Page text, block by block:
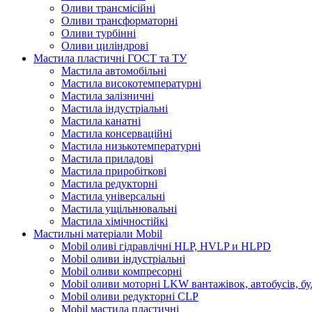
Оливи трансмісійні
Оливи трансформаторні
Оливи турбінні
Оливи циліндрові
Мастила пластичні ГОСТ та ТУ
Мастила автомобільні
Мастила високотемпературні
Мастила залізничні
Мастила індустріальні
Мастила канатні
Мастила консерваційні
Мастила низькотемпературні
Мастила приладові
Мастила приробіткові
Мастила редукторні
Мастила універсальні
Мастила ущільнювальні
Мастила хімічностійкі
Мастильні матеріали Mobil
Mobil оливі гідравлічні HLP, HVLP и HLPD
Mobil оливи індустріальні
Mobil оливи компресорні
Mobil оливи моторні LKW вантажівок, автобусів,
Mobil оливи редукторні CLP
Mobil мастила пластичні